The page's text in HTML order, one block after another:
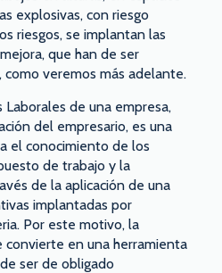
explosivas, con riesgo
riesgos, se implantan las
que han de ser
como veremos más adelante.
Laborales de una empresa,
del empresario, es una
el conocimiento de los
de trabajo y la
de la aplicación de una
implantadas por
Por este motivo, la
convierte en una herramienta
ser de obligado